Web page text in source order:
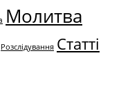
Молитва
Розслідування Статті